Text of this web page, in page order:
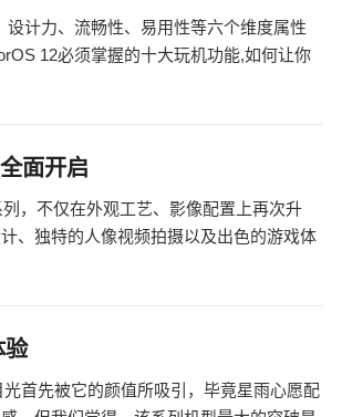
计力、流畅性、易用性等六个维度属性
12必须掌握的十大玩机功能,如何让你
面开启
，不仅在外观工艺、影像配置上再次升
、独特的人像视频拍摄以及出色的游戏体
验
首先被它的颜值所吸引，毕竟星雨心愿配